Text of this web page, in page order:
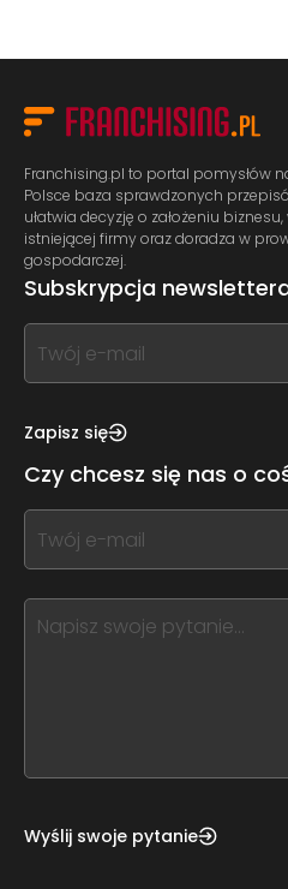
Franchising.pl to portal pomysłów
Polsce baza sprawdzonych
ułatwia decyzję o założeniu
istniejącej firmy oraz doradza w
gospodarczej.
Subskrypcja
If
you
this,
this
form
field
blank
Zapisz się
Czy chcesz się nas o
If
you
this,
leave
Wyślij swoje pytanie